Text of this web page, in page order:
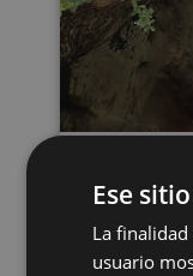
Ese
La
usuario